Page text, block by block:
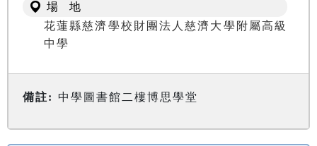
場 地
花蓮縣慈濟學校財團法人慈濟大學附屬高級
中學
備註: 中學圖書館二樓博思學堂